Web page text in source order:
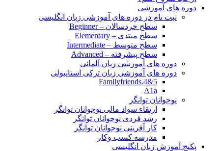
دوره های آموزشی
ثبت نام در دوره های آموزشی زبان انگلیسی
سطح خردسالان – Beginner
سطح مبتدی – Elementary
سطح متوسط – Intermediate
سطح پیشرفته – Advanced
دوره های آموزشی زبان آلمانی
دوره های آموزشی زبان ترکی استانبولی
Familyfriends.4&5
A1a
نوجوانان توانگر
ارتقاء سواد مالی نوجوانان توانگر
رشد فردی نوجوانان توانگر
کار آفرینی نوجوانان توانگر
مدرسه کسب وکار
پکیج آموزش زبان انگلیسی